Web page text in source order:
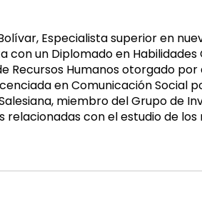
Especialista superior en
un Diplomado en
Humanos otorgado por
en Comunicación Social
miembro del Grupo de
con el estudio de los